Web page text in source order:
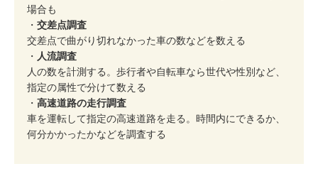
場合も
・ 交差点調査
交差点で曲がり切れなかった車の数などを数える
・ 人流調査
人の数を計測する。歩行者や自転車なら世代や性別など、
指定の属性で分けて数える
・ 高速道路の走行調査
車を運転して指定の高速道路を走る。時間内にできるか、
何分かかったかなどを調査する